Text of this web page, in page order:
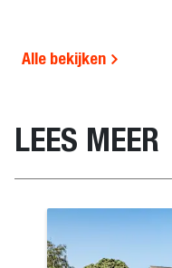
Alle bekijken
LEES MEER